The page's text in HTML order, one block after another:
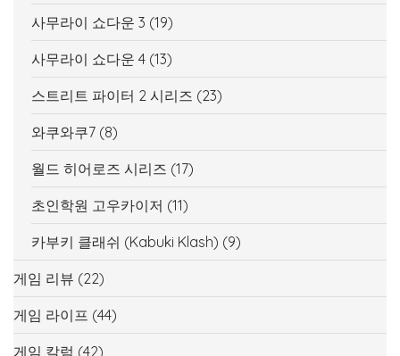
사무라이 쇼다운 3 (19)
사무라이 쇼다운 4 (13)
스트리트 파이터 2 시리즈 (23)
와쿠와쿠7 (8)
월드 히어로즈 시리즈 (17)
초인학원 고우카이저 (11)
카부키 클래쉬 (Kabuki Klash) (9)
게임 리뷰 (22)
게임 라이프 (44)
게임 칼럼 (42)